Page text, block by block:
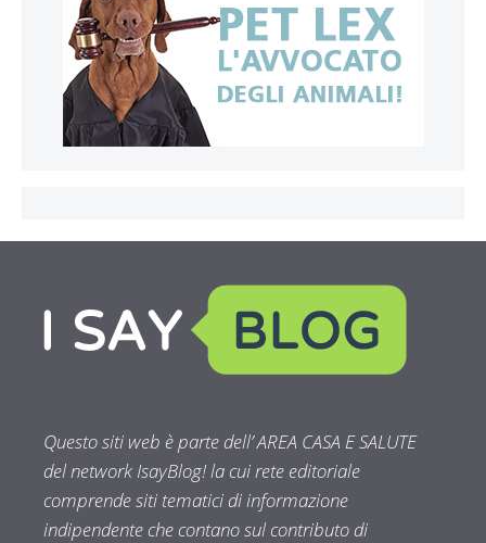
Questo siti web è parte dell’ AREA CASA E SALUTE
del network IsayBlog! la cui rete editoriale
comprende siti tematici di informazione
indipendente che contano sul contributo di